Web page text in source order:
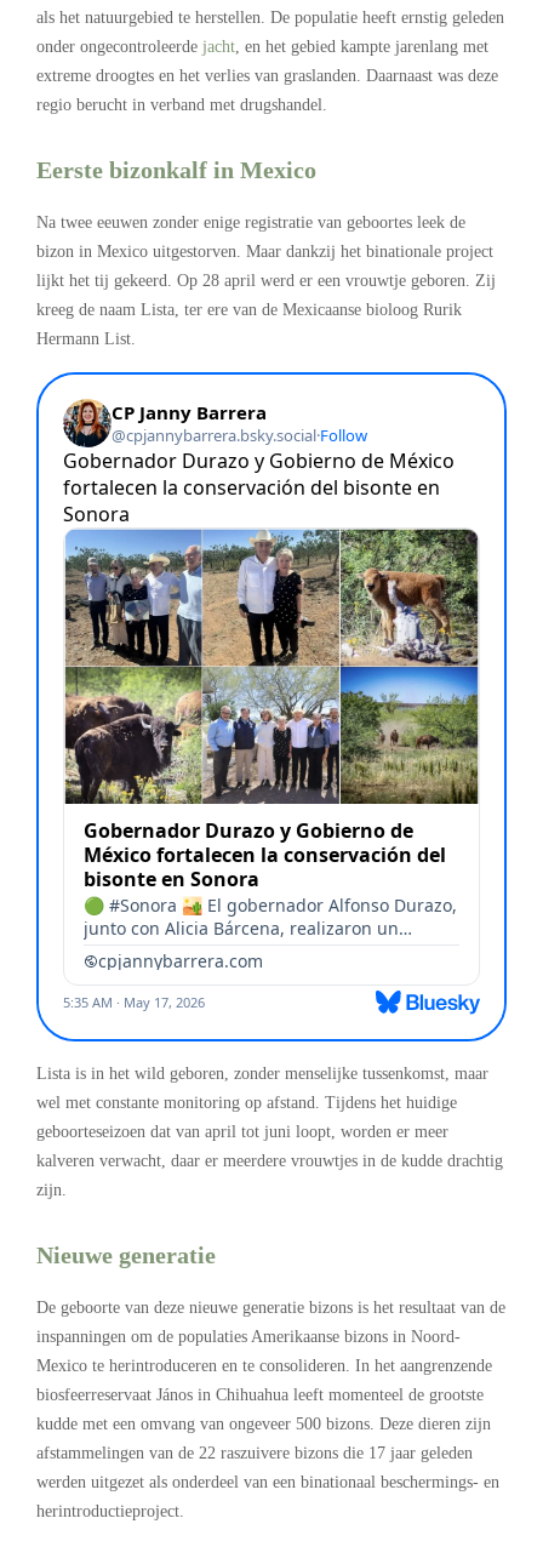
als het natuurgebied te herstellen. De populatie heeft ernstig geleden
onder ongecontroleerde jacht, en het gebied kampte jarenlang met
extreme droogtes en het verlies van graslanden. Daarnaast was deze
regio berucht in verband met drugshandel.
Eerste bizonkalf in Mexico
Na twee eeuwen zonder enige registratie van geboortes leek de
bizon in Mexico uitgestorven. Maar dankzij het binationale project
lijkt het tij gekeerd. Op 28 april werd er een vrouwtje geboren. Zij
kreeg de naam Lista, ter ere van de Mexicaanse bioloog Rurik
Hermann List.
Lista is in het wild geboren, zonder menselijke tussenkomst, maar
wel met constante monitoring op afstand. Tijdens het huidige
geboorteseizoen dat van april tot juni loopt, worden er meer
kalveren verwacht, daar er meerdere vrouwtjes in de kudde drachtig
zijn.
Nieuwe generatie
De geboorte van deze nieuwe generatie bizons is het resultaat van de
inspanningen om de populaties Amerikaanse bizons in Noord-
Mexico te herintroduceren en te consolideren. In het aangrenzende
biosfeerreservaat János in Chihuahua leeft momenteel de grootste
kudde met een omvang van ongeveer 500 bizons. Deze dieren zijn
afstammelingen van de 22 raszuivere bizons die 17 jaar geleden
werden uitgezet als onderdeel van een binationaal beschermings- en
herintroductieproject.